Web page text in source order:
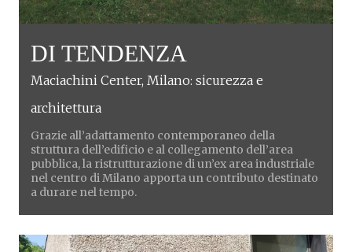
DI TENDENZA
Maciachini Center, Milano: sicurezza e
architettura
Grazie all’adattamento contemporaneo della
struttura dell’edificio e al collegamento dell’area
pubblica, la ristrutturazione di un’ex area industriale
nel centro di Milano apporta un contributo destinato
a durare nel tempo.